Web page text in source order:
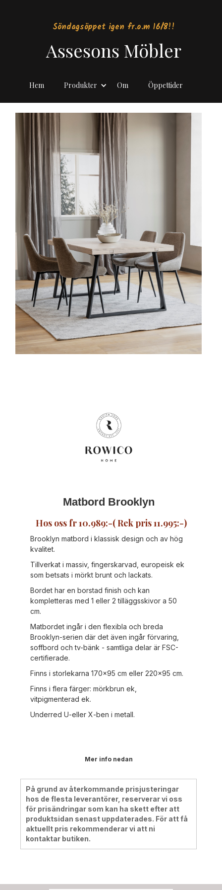
Söndagsöppet igen fr.o.m 16/8!!
Assesons Möbler
Hem Produkter Om Öppettider
Matbord Brooklyn
Hos oss fr 10.989:-( Rek pris 11.995:-)
Brooklyn matbord i klassisk design och av hög
kvalitet.
Tillverkat i massiv, fingerskarvad, europeisk ek
som betsats i mörkt brunt och lackats.
Bordet har en borstad finish och kan
kompletteras med 1 eller 2 tilläggsskivor a 50
cm.
Matbordet ingår i den flexibla och breda
Brooklyn-serien där det även ingår förvaring,
soffbord och tv-bänk - samtliga delar är FSC-
certifierade.
Finns i storlekarna 170x95 cm eller 220x95 cm.
Finns i flera färger: mörkbrun ek,
vitpigmenterad ek.
Underred U-eller X-ben i metall.
Mer info nedan
På grund av återkommande prisjusteringar
hos de flesta leverantörer, reserverar vi oss
för prisändringar som kan ha skett efter att
produktsidan senast uppdaterades. För att få
aktuellt pris rekommenderar vi att ni
kontaktar butiken.